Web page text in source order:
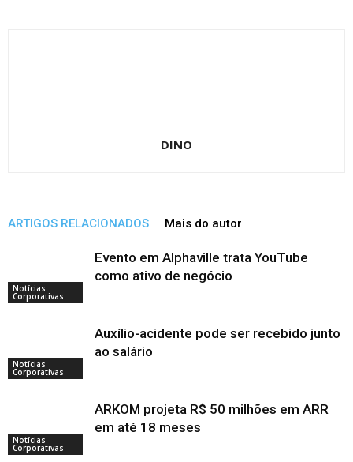
DINO
ARTIGOS RELACIONADOS Mais do autor
Notícias
Corporativas
Evento em Alphaville trata YouTube
como ativo de negócio
Notícias
Corporativas
Auxílio-acidente pode ser recebido junto
ao salário
Notícias
Corporativas
ARKOM projeta R$ 50 milhões em ARR
em até 18 meses